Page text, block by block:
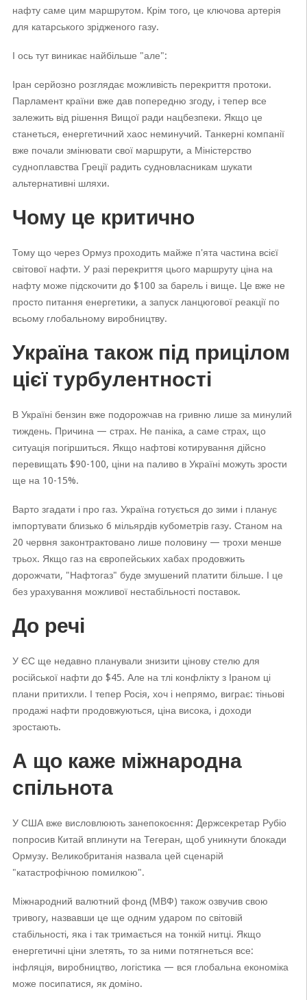
нафту саме цим маршрутом. Крім того, це ключова артерія
для катарського зрідженого газу.
І ось тут виникає найбільше "але":
Іран серйозно розглядає можливість перекриття протоки.
Парламент країни вже дав попередню згоду, і тепер все
залежить від рішення Вищої ради нацбезпеки. Якщо це
станеться, енергетичний хаос неминучий. Танкерні компанії
вже почали змінювати свої маршрути, а Міністерство
судноплавства Греції радить судновласникам шукати
альтернативні шляхи.
Чому це критично
Тому що через Ормуз проходить майже п'ята частина всієї
світової нафти. У разі перекриття цього маршруту ціна на
нафту може підскочити до $100 за барель і вище. Це вже не
просто питання енергетики, а запуск ланцюгової реакції по
всьому глобальному виробництву.
Україна також під прицілом
цієї турбулентності
В Україні бензин вже подорожчав на гривню лише за минулий
тиждень. Причина — страх. Не паніка, а саме страх, що
ситуація погіршиться. Якщо нафтові котирування дійсно
перевищать $90-100, ціни на паливо в Україні можуть зрости
ще на 10-15%.
Варто згадати і про газ. Україна готується до зими і планує
імпортувати близько 6 мільярдів кубометрів газу. Станом на
20 червня законтрактовано лише половину — трохи менше
трьох. Якщо газ на європейських хабах продовжить
дорожчати, "Нафтогаз" буде змушений платити більше. І це
без урахування можливої нестабільності поставок.
До речі
У ЄС ще недавно планували знизити цінову стелю для
російської нафти до $45. Але на тлі конфлікту з Іраном ці
плани притихли. І тепер Росія, хоч і непрямо, виграє: тіньові
продажі нафти продовжуються, ціна висока, і доходи
зростають.
А що каже міжнародна
спільнота
У США вже висловлюють занепокоєння: Держсекретар Рубіо
попросив Китай вплинути на Тегеран, щоб уникнути блокади
Ормузу. Великобританія назвала цей сценарій
"катастрофічною помилкою".
Міжнародний валютний фонд (МВФ) також озвучив свою
тривогу, назвавши це ще одним ударом по світовій
стабільності, яка і так тримається на тонкій нитці. Якщо
енергетичні ціни злетять, то за ними потягнеться все:
інфляція, виробництво, логістика — вся глобальна економіка
може посипатися, як доміно.